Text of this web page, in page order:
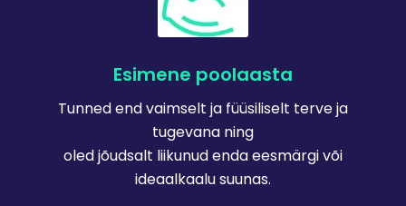
Esimene poolaasta
Tunned end vaimselt ja füüsiliselt terve ja
tugevana ning
oled jõudsalt liikunud enda eesmärgi või
ideaalkaalu suunas.